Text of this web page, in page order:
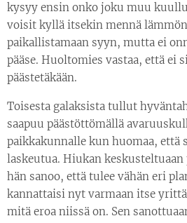
kysyy ensin onko joku muu
voisit kyllä itsekin mennä
paikallistamaan syyn, mutta ei
pääse. Huoltomies vastaa, että ei
päästetäkään.
Toisesta galaksista tullut
saapuu päästöttömällä
paikkakunnalle kun huomaa, että
laskeutua. Hiukan
hän sanoo, että tulee vähän eri
kannattaisi nyt varmaan itse
mitä eroa niissä on. Sen